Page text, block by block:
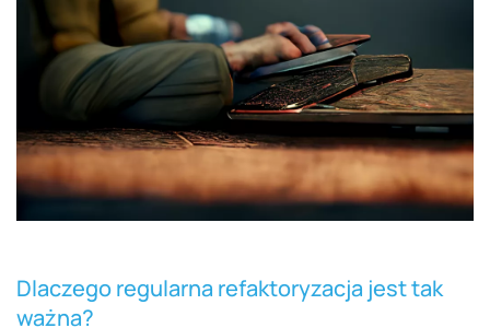
Dlaczego regularna refaktoryzacja jest tak
ważna?